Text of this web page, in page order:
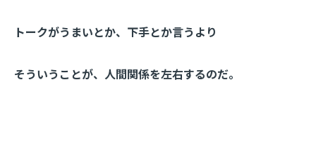
トークがうまいとか、下手とか言うより
そういうことが、人間関係を左右するのだ。